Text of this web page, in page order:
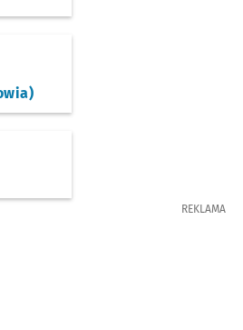
REKLAMA